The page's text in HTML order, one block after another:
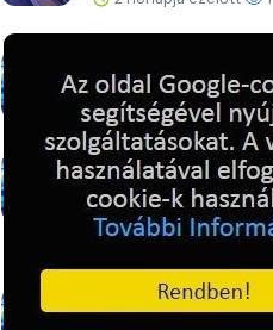
Cikkek / Adó 1% a
3 hónapja ezelőtt
Hírek / Miért fontos
3 hónapja ezelőtt
Cikkek / Adó 1% -
fontos segítség